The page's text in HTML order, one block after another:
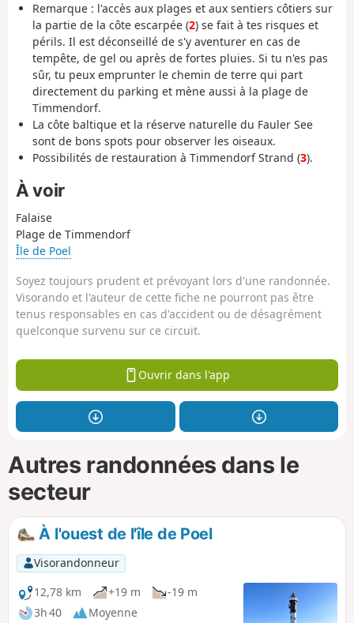
Remarque : l'accès aux plages et aux sentiers côtiers sur
la partie de la côte escarpée (2) se fait à tes risques et
périls. Il est déconseillé de s'y aventurer en cas de
tempête, de gel ou après de fortes pluies. Si tu n'es pas
sûr, tu peux emprunter le chemin de terre qui part
directement du parking et mène aussi à la plage de
Timmendorf.
La côte baltique et la réserve naturelle du Fauler See
sont de bons spots pour observer les oiseaux.
Possibilités de restauration à Timmendorf Strand (3).
À voir
Falaise
Plage de Timmendorf
Île de Poel
Soyez toujours prudent et prévoyant lors d'une randonnée.
Visorando et l'auteur de cette fiche ne pourront pas être
tenus responsables en cas d'accident ou de désagrément
quelconque survenu sur ce circuit.
Ouvrir dans l'app
Autres randonnées dans le
secteur
À l'ouest de l'île de Poel
Visorandonneur
12,78 km
+19 m
-19 m
3h 40
Moyenne